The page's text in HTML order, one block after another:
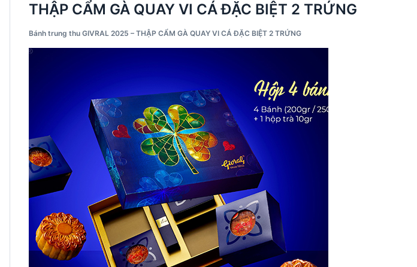
THẬP CẨM GÀ QUAY VI CÁ ĐẶC BIỆT 2 TRỨNG
Bánh trung thu GIVRAL 2025 – THẬP CẨM GÀ QUAY VI CÁ ĐẶC BIỆT 2 TRỨNG